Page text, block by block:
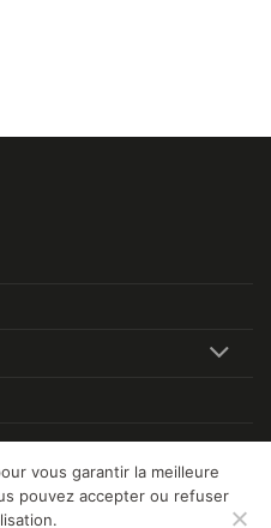
vous garantir la meilleure
pouvez accepter ou refuser